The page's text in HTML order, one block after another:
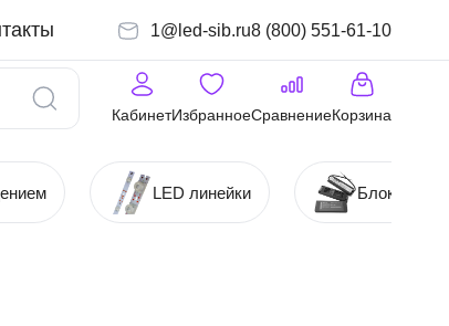
1@led-sib.ru8 (800) 551-61-10
КабинетИзбранноеСравнениеКорзина
LED линейки Блоки